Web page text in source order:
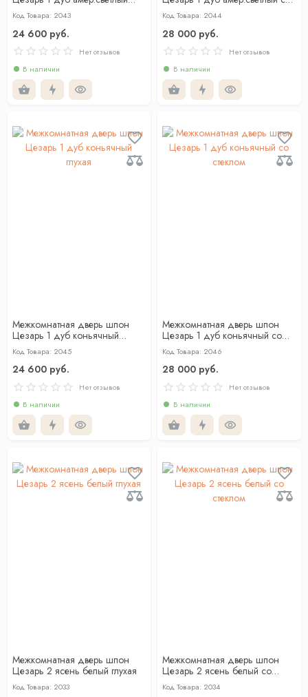
глухая
Код Товара: 2043
24 600 руб.
Нет отзывов
В наличии
стеклом
Код Товара: 2044
28 000 руб.
Нет отзывов
В наличии
Межкомнатная дверь шпон
Цезарь 1 дуб коньячный
глухая
Код Товара: 2045
24 600 руб.
Нет отзывов
В наличии
Межкомнатная дверь шпон
Цезарь 1 дуб коньячный со
стеклом
Код Товара: 2046
28 000 руб.
Нет отзывов
В наличии
Межкомнатная дверь шпон
Цезарь 2 ясень белый глухая
Код Товара: 2033
Межкомнатная дверь шпон
Цезарь 2 ясень белый со
стеклом
Код Товара: 2034